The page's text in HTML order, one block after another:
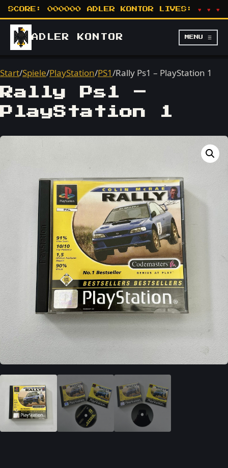
SCORE: 000000 ADLER KONTOR LIVES: ♥ ♥ ♥
ADLER KONTOR MENU ☰
Start/Spiele/PlayStation/PS1/Rally Ps1 – PlayStation 1
Rally Ps1 –
PlayStation 1